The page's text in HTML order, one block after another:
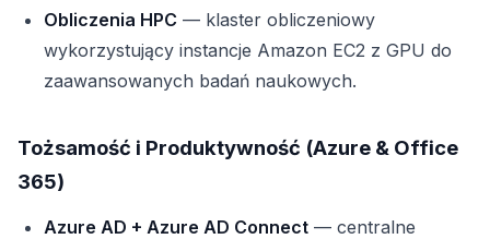
Obliczenia HPC — klaster obliczeniowy
wykorzystujący instancje Amazon EC2 z GPU do
zaawansowanych badań naukowych.
Tożsamość i Produktywność (Azure & Office
365)
Azure AD + Azure AD Connect — centralne